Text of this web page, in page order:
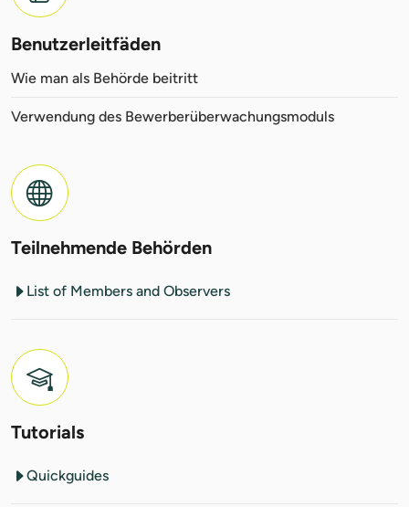
Benutzerleitfäden
Wie man als Behörde beitritt
Verwendung des Bewerberüberwachungsmoduls
Teilnehmende Behörden
List of Members and Observers
Tutorials
Quickguides